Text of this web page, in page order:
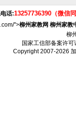
话:13257736390（微信
">柳州家教网 柳州家教
柳
国家工信部备案许可
Copyright 2007-2026